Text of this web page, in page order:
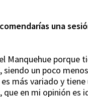
una
Manquehue porque
siendo un poco
más variado y
en mi opinión es